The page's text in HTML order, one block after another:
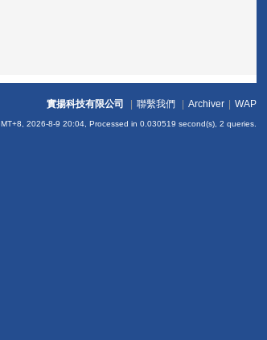
實揚科技有限公司 聯繫我們 Archiver WAP
2026-8-9 20:04, Processed in 0.030519 second(s), 2 queries.